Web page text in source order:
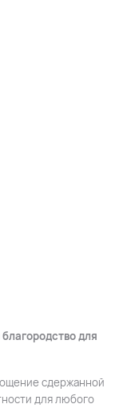
для
сдержанной
для любого